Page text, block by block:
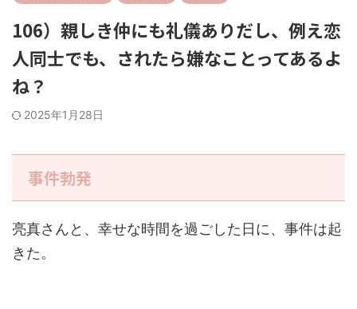
106）親しき仲にも礼儀ありだし、例え恋
人同士でも、されたら嫌なことってあるよ
ね？
2025年1月28日
事件勃発
亮真さんと、幸せな時間を過ごした日に、事件は起
きた。